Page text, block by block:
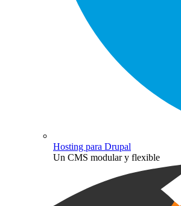
Hosting para Drupal
Un CMS modular y flexible